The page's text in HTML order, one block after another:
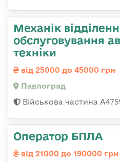
Механік
обслуговування
техніки
від 25000 до 45000 грн
Павлоград
Військова частина
Оператор БПЛА
від 21000 до 190000 грн